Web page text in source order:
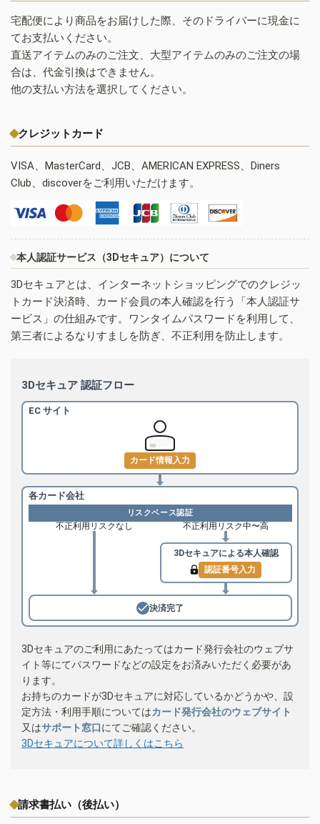
宅配便により商品をお届けした際、そのドライバーに現金に
てお支払いください。
直送アイテムのみのご注文、大型アイテムのみのご注文の場
合は、代金引換はできません。
他の支払い方法を選択してください。
クレジットカード
VISA、MasterCard、JCB、AMERICAN EXPRESS、Diners
Club、discoverをご利用いただけます。
本人認証サービス（3Dセキュア）について
3Dセキュアとは、インターネットショッピングでのクレジッ
トカード決済時、カード会員の本人確認を行う「本人認証サ
ービス」の仕組みです。ワンタイムパスワードを利用して、
第三者によるなりすましを防ぎ、不正利用を防止します。
3Dセキュア 認証フロー
EC サイト
カード情報入力
各カード会社
リスクベース認証
不正利用リスクなし 不正利用リスク中〜高
3Dセキュアによる本人確認
認証番号入力
決済完了
3Dセキュアのご利用にあたってはカード発行会社のウェブサ
イト等にてパスワードなどの設定をお済みいただく必要があ
ります。
お持ちのカードが3Dセキュアに対応しているかどうかや、設
定方法・利用手順についてはカード発行会社のウェブサイト
又はサポート窓口にてご確認ください。
3Dセキュアについて詳しくはこちら
請求書払い（後払い）